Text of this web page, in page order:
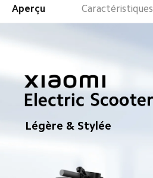
Aperçu Caractéristiques
Légère & Stylée